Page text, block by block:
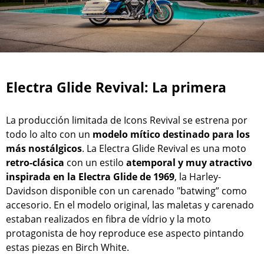
Electra Glide Revival: La primera
La producción limitada de Icons Revival se estrena por
todo lo alto con un modelo mítico destinado para los
más nostálgicos. La Electra Glide Revival es una moto
retro-clásica con un estilo atemporal y muy atractivo
inspirada en la Electra Glide de 1969, la Harley-
Davidson disponible con un carenado "batwing” como
accesorio. En el modelo original, las maletas y carenado
estaban realizados en fibra de vídrio y la moto
protagonista de hoy reproduce ese aspecto pintando
estas piezas en Birch White.